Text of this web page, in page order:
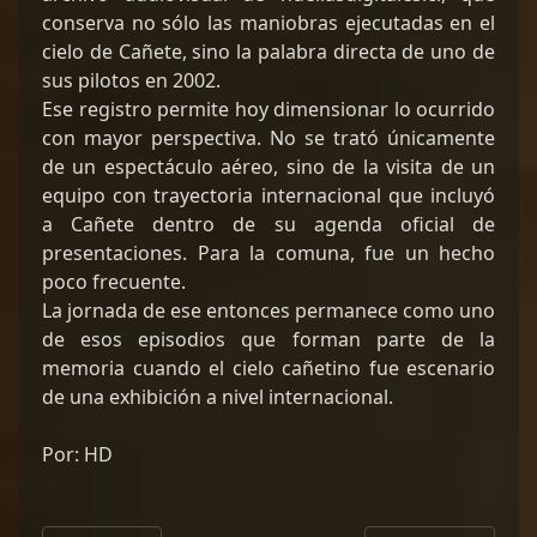
conserva no sólo las maniobras ejecutadas en el
cielo de Cañete, sino la palabra directa de uno de
sus pilotos en 2002.
Ese registro permite hoy dimensionar lo ocurrido
con mayor perspectiva. No se trató únicamente
de un espectáculo aéreo, sino de la visita de un
equipo con trayectoria internacional que incluyó
a Cañete dentro de su agenda oficial de
presentaciones. Para la comuna, fue un hecho
poco frecuente.
La jornada de ese entonces permanece como uno
de esos episodios que forman parte de la
memoria cuando el cielo cañetino fue escenario
de una exhibición a nivel internacional.
Por: HD